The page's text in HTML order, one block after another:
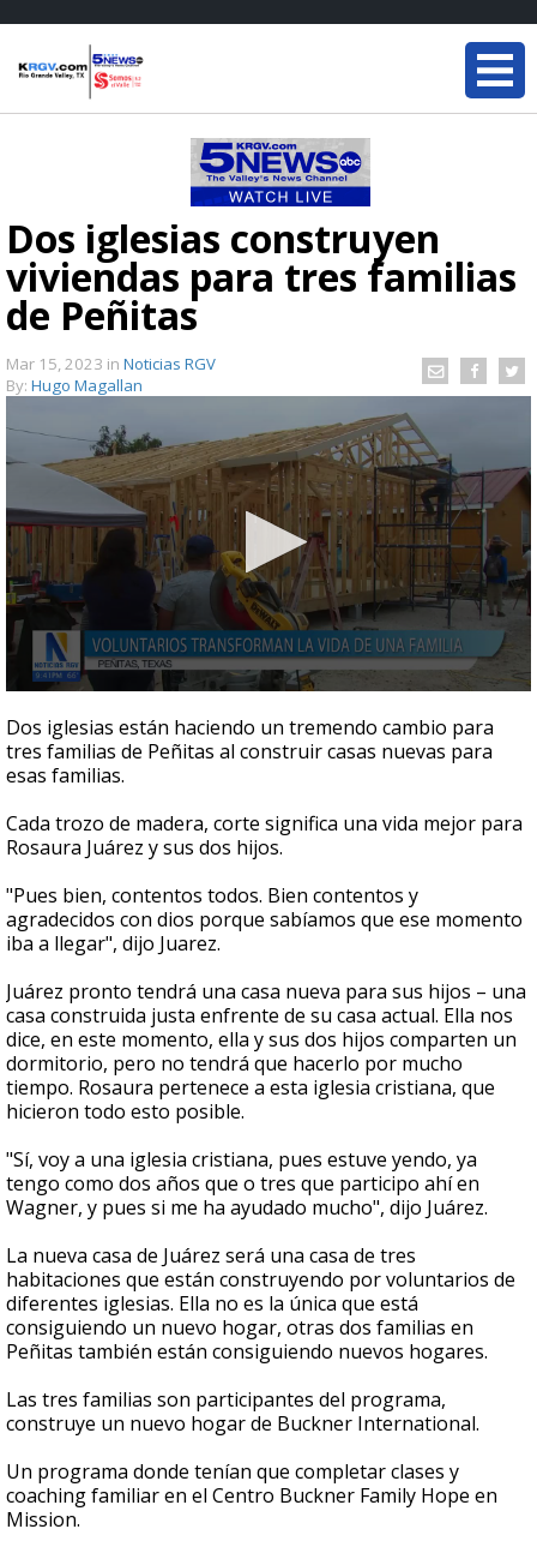
Dos iglesias construyen
viviendas para tres familias
de Peñitas
Mar 15, 2023 in Noticias RGV
By: Hugo Magallan
seconds
of
2
minutes,
seconds
Dos iglesias están haciendo un tremendo cambio para
tres familias de Peñitas al construir casas nuevas para
esas familias.
Cada trozo de madera, corte significa una vida mejor para
Rosaura Juárez y sus dos hijos.
"Pues bien, contentos todos. Bien contentos y
agradecidos con dios porque sabíamos que ese momento
iba a llegar", dijo Juarez.
Juárez pronto tendrá una casa nueva para sus hijos – una
casa construida justa enfrente de su casa actual. Ella nos
dice, en este momento, ella y sus dos hijos comparten un
dormitorio, pero no tendrá que hacerlo por mucho
tiempo. Rosaura pertenece a esta iglesia cristiana, que
hicieron todo esto posible.
"Sí, voy a una iglesia cristiana, pues estuve yendo, ya
tengo como dos años que o tres que participo ahí en
Wagner, y pues si me ha ayudado mucho", dijo Juárez.
La nueva casa de Juárez será una casa de tres
habitaciones que están construyendo por voluntarios de
diferentes iglesias. Ella no es la única que está
consiguiendo un nuevo hogar, otras dos familias en
Peñitas también están consiguiendo nuevos hogares.
Las tres familias son participantes del programa,
construye un nuevo hogar de Buckner International.
Un programa donde tenían que completar clases y
coaching familiar en el Centro Buckner Family Hope en
Mission.